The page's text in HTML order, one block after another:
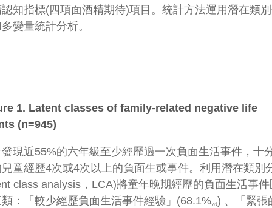
知指標(四項面酒精期待)項目。統計方法運用潛在類
變量統計分析。
1. Latent classes of family-related negative life
(n=945)
現近55%的六年級至少經歷過一次負面生活事件，十
童經歷4次或4次以上的負面生或事件。利用潛在類別
class analysis，LCA)將童年晚期經歷的負面生活事件
：「較少經歷負面生活事件經驗」(68.1%wt) 、「緊張